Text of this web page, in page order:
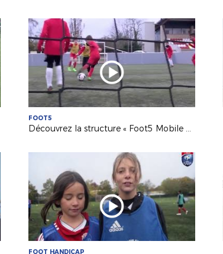
FOOT5
Découvrez la structure « Foot5 Mobile FFF » !
FOOT HANDICAP